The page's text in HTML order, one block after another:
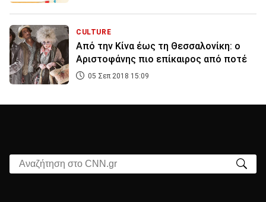
CULTURE
Από την Κίνα έως τη Θεσσαλονίκη: ο
Αριστοφάνης πιο επίκαιρος από ποτέ
05 Σεπ 2018 15:09
Αναζήτηση στο CNN.gr